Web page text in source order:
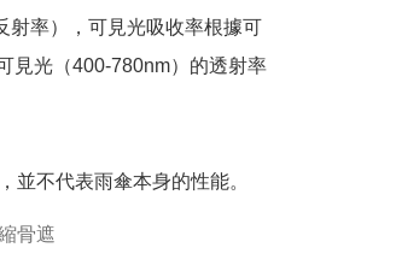
射率），可見光吸收率根據可
見光（400-780nm）的透射率
並不代表雨傘本身的性能。
骨遮